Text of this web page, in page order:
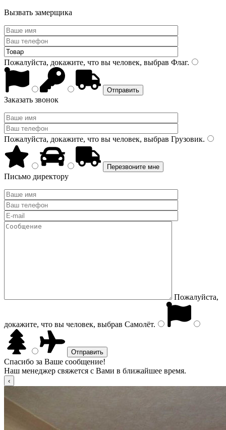
Вызвать замерщика
Пожалуйста, докажите, что вы человек, выбрав Флаг.
Заказать звонок
Пожалуйста, докажите, что вы человек, выбрав Грузовик.
Письмо директору
Пожалуйста,
докажите, что вы человек, выбрав Самолёт.
Спасибо за Ваше сообщение!
Наш менеджер свяжется с Вами в ближайшее время.